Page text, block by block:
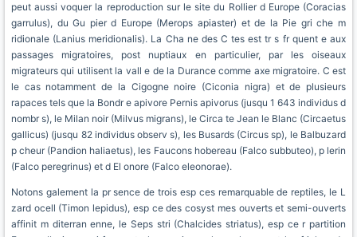
peut aussi voquer la reproduction sur le site du Rollier d Europe (Coracias
garrulus), du Gu pier d Europe (Merops apiaster) et de la Pie gri che m
ridionale (Lanius meridionalis). La Cha ne des C tes est tr s fr quent e aux
passages migratoires, post nuptiaux en particulier, par les oiseaux
migrateurs qui utilisent la vall e de la Durance comme axe migratoire. C est
le cas notamment de la Cigogne noire (Ciconia nigra) et de plusieurs
rapaces tels que la Bondr e apivore Pernis apivorus (jusqu 1 643 individus d
nombr s), le Milan noir (Milvus migrans), le Circa te Jean le Blanc (Circaetus
gallicus) (jusqu 82 individus observ s), les Busards (Circus sp), le Balbuzard
p cheur (Pandion haliaetus), les Faucons hobereau (Falco subbuteo), p lerin
(Falco peregrinus) et d El onore (Falco eleonorae).
Notons galement la pr sence de trois esp ces remarquable de reptiles, le L
zard ocell (Timon lepidus), esp ce des cosyst mes ouverts et semi-ouverts
affinit m diterran enne, le Seps stri (Chalcides striatus), esp ce r partition